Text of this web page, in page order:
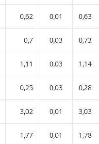
0,62 0,01 0,63
0,7 0,03 0,73
1,11 0,03 1,14
0,25 0,03 0,28
3,02 0,01 3,03
1,77 0,01 1,78